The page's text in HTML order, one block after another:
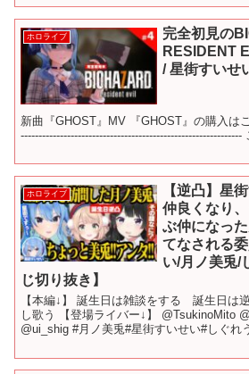
ホロライブ
完全初見の
RESIDENT
/ 星街すいせ
新曲『GHOST』MV 『GHOST』の購入は
ホロライブ
【逆凸】星
仲良くなり
ぶ仲になっ
てなされる
い/月ノ美兎/
じ切り抜き】
【本編↓】 誕生日は雑談をする 誕生日は
し歌う 【登場ライバー↓】 @TsukinoMito
@ui_shig #月ノ美兎#星街すいせい#しぐれ